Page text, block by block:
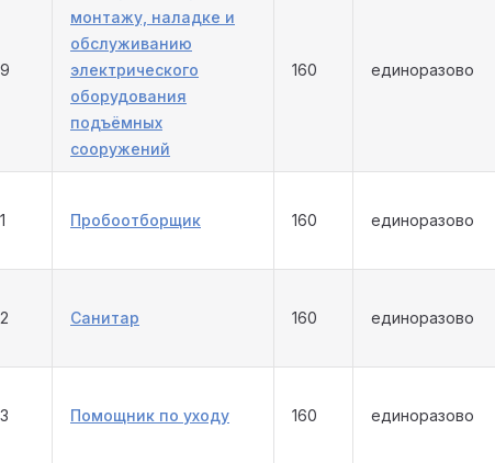
монтажу, наладке и
обслуживанию
электрического
оборудования
подъёмных
сооружений
160 единоразово
Пробоотборщик 160 единоразово
Санитар 160 единоразово
Помощник по уходу 160 единоразово